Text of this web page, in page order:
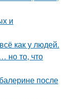
и
как у людей.
но то, что
после